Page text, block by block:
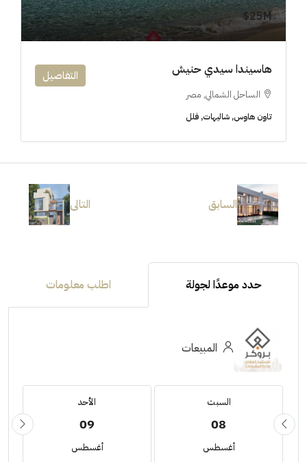
25M$
هاسيندا سيدي حنيش
الساحل الشمالي, مصر
تاون هاوس, شاليهات, فلل
التفاصيل
السابق التالى
حدد موعدًا لجولة اطلب معلومات
المبيعات
السبت
08
أغسطس
الأحد
09
أغسطس